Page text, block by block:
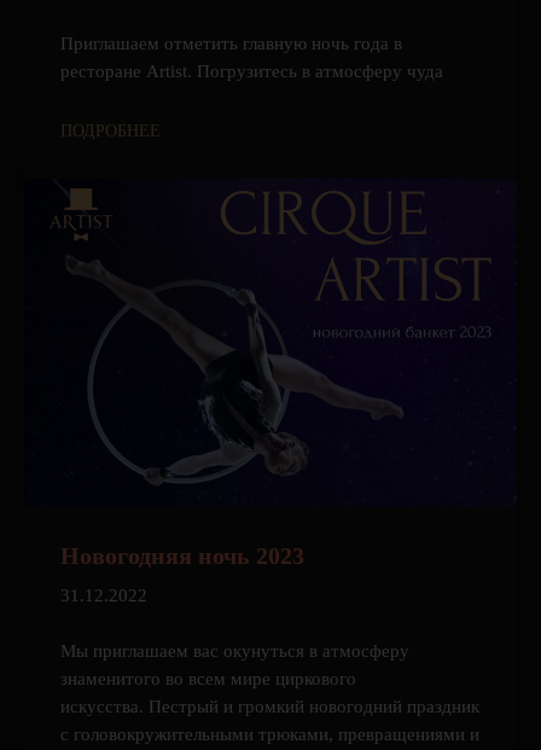
Приглашаем отметить главную ночь года в
ресторане Artist. Погрузитесь в атмосферу чуда
ПОДРОБНЕЕ
Новогодняя ночь 2023
31.12.2022
Мы приглашаем вас окунуться в атмосферу
знаменитого во всем мире циркового
искусства. Пестрый и громкий новогодний праздник
с головокружительными трюками, превращениями и